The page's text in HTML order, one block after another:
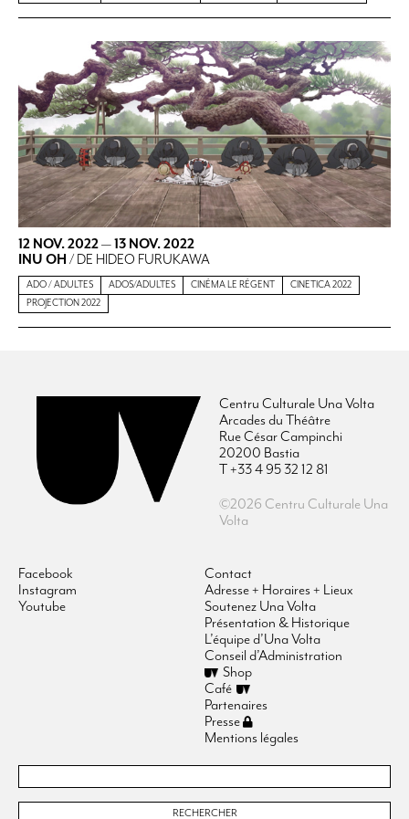
12 NOV. 2022—13 NOV. 2022
INU OH / DE HIDEO FURUKAWA
ADO / ADULTES ADOS/ADULTES CINÉMA LE RÉGENT
CINETICA 2022
PROJECTION 2022
Centru Culturale Una Volta
Arcades du Théâtre
Rue César Campinchi
20200 Bastia
T +33 4 95 32 12 81
©2026 Centru Culturale Una
Volta
Facebook
Instagram
Youtube
Contact
Adresse + Horaires + Lieux
Soutenez Una Volta
Présentation & Historique
L’équipe d’Una Volta
Conseil d’Administration
Shop
Café
Partenaires
Presse
Mentions légales